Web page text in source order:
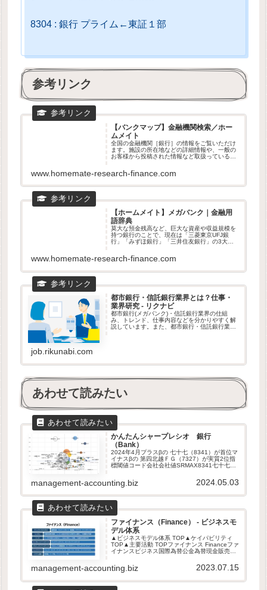
8304 : 銀行 プライム←東証１部
参考リンク
【バンクマップ】金融機関検索／ホー
ムメイト
全国の金融機関［銀行］の情報をご覧いただけ
ます。施設の所在地などの詳細情報や、一般の
お客様から投稿された情報など取扱っている情
【ホームメイト・リサーチ-バンクマップ】でカ
ンタン検索！
www.homemate-research-finance.com
【ホームメイト】メガバンク｜金融用
語辞典
莫大な預金残高など、巨大な資産や収益規模を
持つ銀行のことで、現在は「三菱東京UFJ銀
行」「みずほ銀行」「三井住友銀行」の3大メ
行、東海銀行、あさひ銀行が合併、三井住友銀
行は住友銀行とさくら銀行が合併...
www.homemate-research-finance.com
都市銀行・信託銀行業界とは？仕事・
業界研究 - リクナビ
都市銀行(メガバンク)・信託銀行業界の仕組
み、トレンド、仕事内容などを分かりやすく解
説しています。また、都市銀行・信託銀行業界
job.rikunabi.com
あわせて読みたい
かんたんシャープレシオ 銀行
（Bank）
2024年4月プラスβの 七十七（8341）が首位マ
イナスβの 第四北越ＦＧ（7327）が実質2位指
標閾値コード会社会社値SRMAX8341七十七
management-accounting.biz 2024.05.03
ファイナンス（Finance） - ビジネスモ
デル体系
▲ビジネスモデル体系 TOP▲ケイパビリティ
TOP▲主要活動 TOPファイナンス Financeファ
イナンスビジネス国際為替公金為替現金販売ト
イクロ・クレジットマイクロ・ペイメントモバ
イル端末決済...
management-accounting.biz 2023.07.15